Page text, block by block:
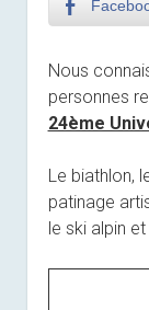
Nous
personnes
24ème
Le biathlon,
patinage
le ski alpin